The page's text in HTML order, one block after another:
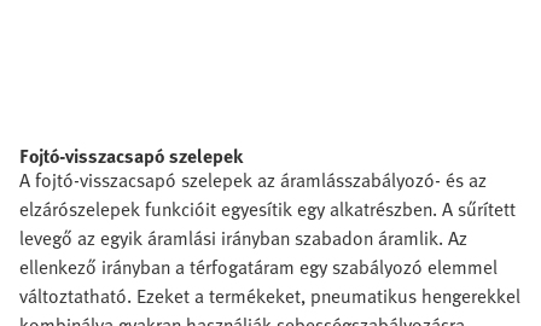
Fojtó-visszacsapó szelepek
A fojtó-visszacsapó szelepek az áramlásszabályozó- és az
elzárószelepek funkcióit egyesítik egy alkatrészben. A sűrített
levegő az egyik áramlási irányban szabadon áramlik. Az
ellenkező irányban a térfogatáram egy szabályozó elemmel
változtatható. Ezeket a termékeket, pneumatikus hengerekkel